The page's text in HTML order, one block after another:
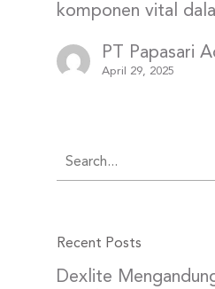
komponen vital
PT Papasari
April 29, 2025
Recent Posts
Dexlite